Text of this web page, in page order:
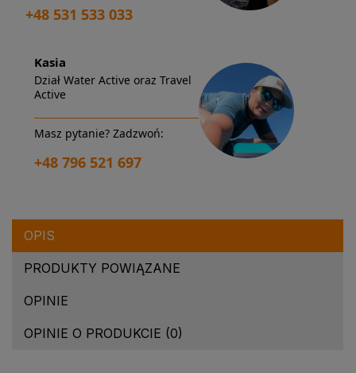
+48 531 533 033
Kasia
Dział Water Active oraz Travel
Active
Masz pytanie? Zadzwoń:
+48 796 521 697
OPIS
PRODUKTY POWIĄZANE
OPINIE
OPINIE O PRODUKCIE (0)